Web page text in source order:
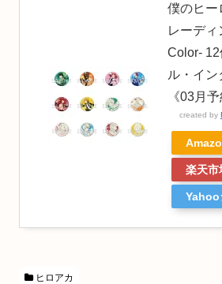
僕のヒー
レーデ
Color-
ル・イン
《03月予
created by
楽天市
Yahoo
ヒロアカ